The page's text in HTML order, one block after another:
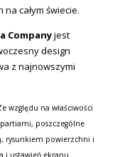
całym świecie.
Companyjest
design
z najnowszymi
względu na właściwości
poszczególne
rysunkiem powierzchni i
i ustawień ekranu.